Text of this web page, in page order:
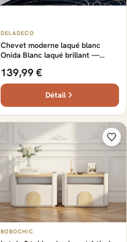
DELADECO
Chevet moderne laqué blanc
Onida Blanc laqué brillant —
139,99 €
Détail
BOBOCHIC